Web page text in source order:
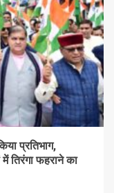
प्रतिभाग,
तिरंगा फहराने का